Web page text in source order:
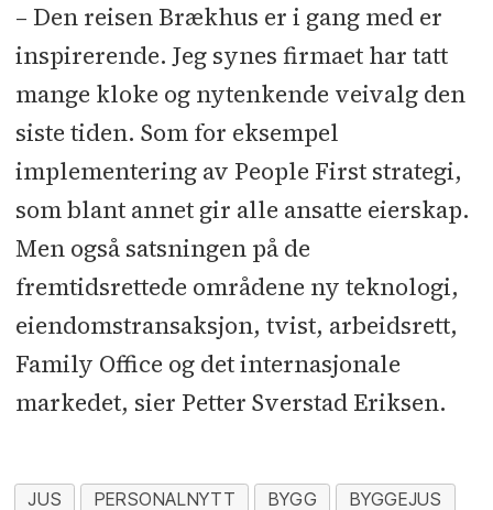
– Den reisen Brækhus er i gang med er
inspirerende. Jeg synes firmaet har tatt
mange kloke og nytenkende veivalg den
siste tiden. Som for eksempel
implementering av People First strategi,
som blant annet gir alle ansatte eierskap.
Men også satsningen på de
fremtidsrettede områdene ny teknologi,
eiendomstransaksjon, tvist, arbeidsrett,
Family Office og det internasjonale
markedet, sier Petter Sverstad Eriksen.
JUS PERSONALNYTT BYGG BYGGEJUS